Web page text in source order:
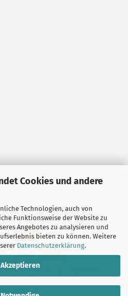
Cookies und andere
Technologien, auch von
Funktionsweise der Website zu
Angebotes zu analysieren und
bieten zu können. Weitere
Datenschutzerklärung.
inklusive der gesetzlichen